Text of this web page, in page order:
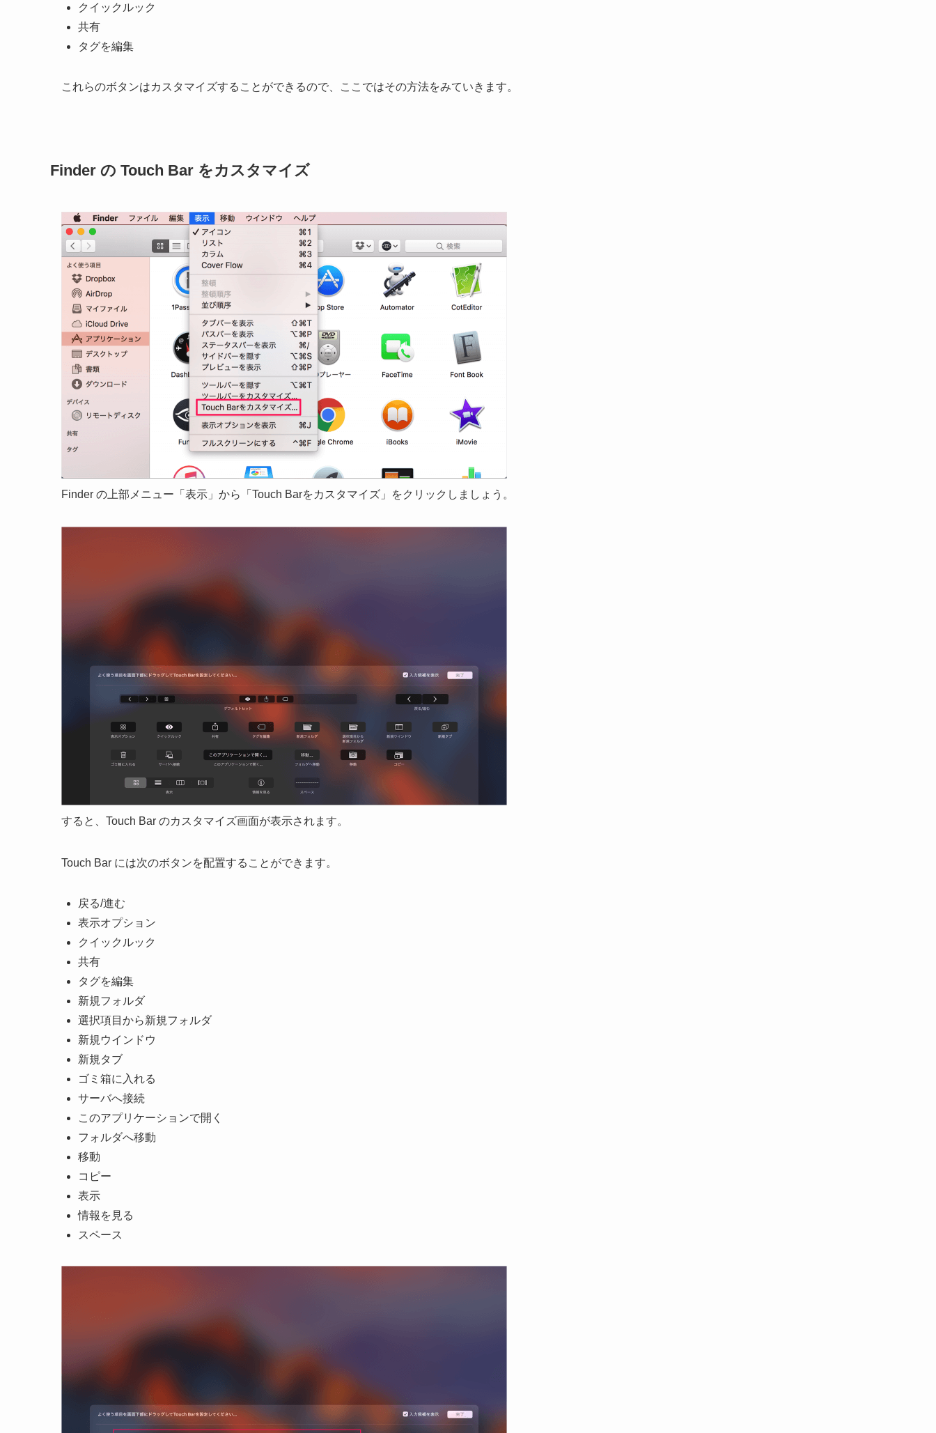
クイックルック
共有
タグを編集
これらのボタンはカスタマイズすることができるので、ここではその方法をみていきます。
Finder の Touch Bar をカスタマイズ
Finder の上部メニュー「表示」から「Touch Barをカスタマイズ」をクリックしましょう。
すると、Touch Bar のカスタマイズ画面が表示されます。
Touch Bar には次のボタンを配置することができます。
戻る/進む
表示オプション
クイックルック
共有
タグを編集
新規フォルダ
選択項目から新規フォルダ
新規ウインドウ
新規タブ
ゴミ箱に入れる
サーバへ接続
このアプリケーションで開く
フォルダへ移動
移動
コピー
表示
情報を見る
スペース